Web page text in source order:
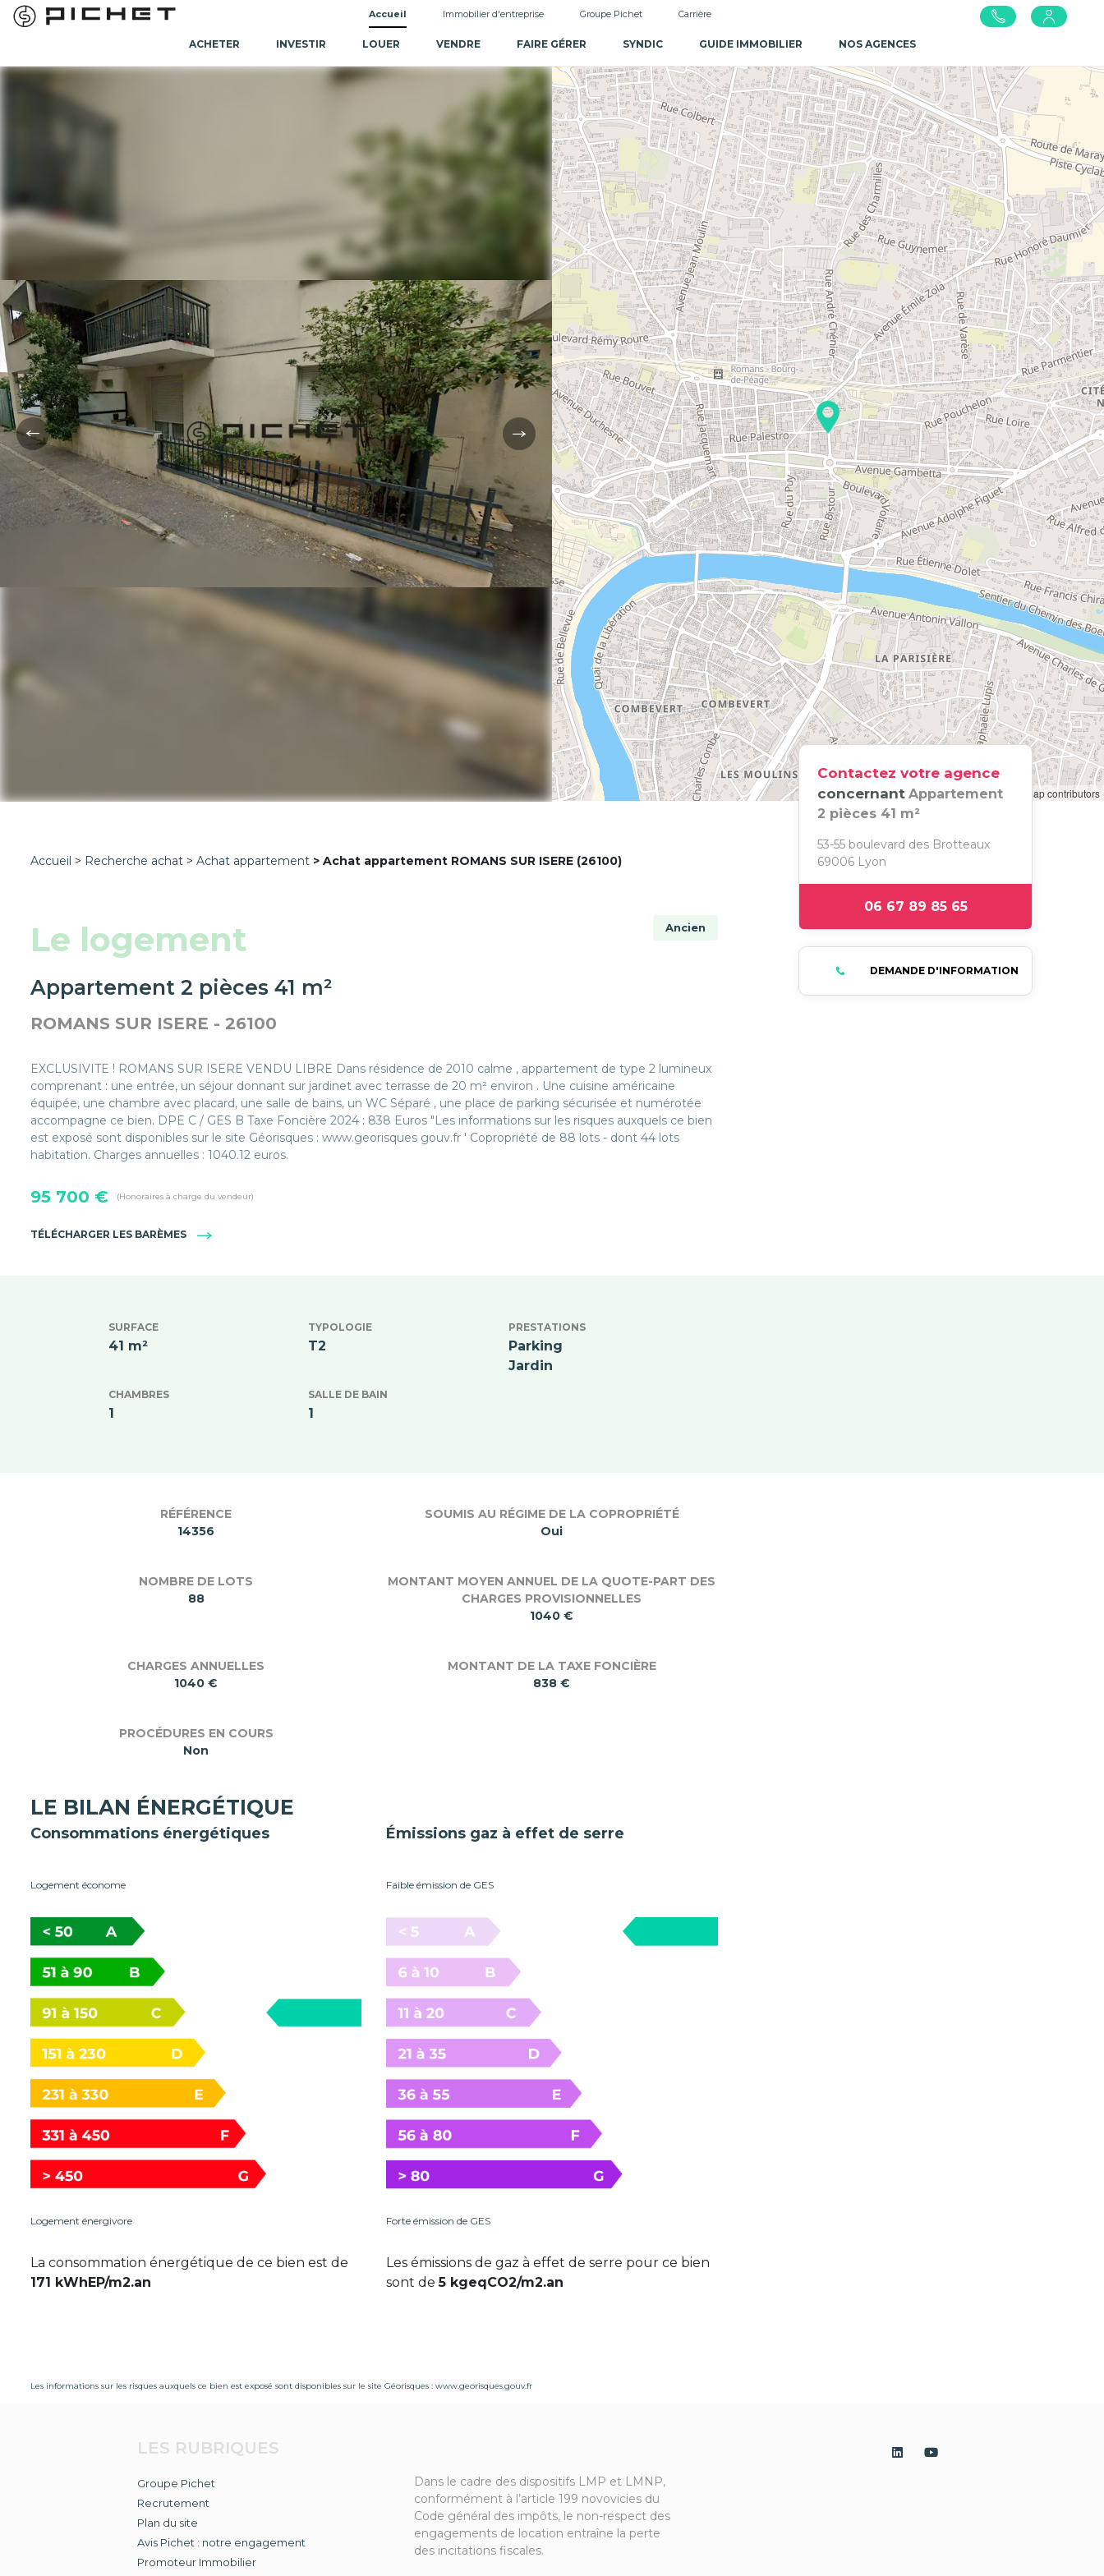
Accueil Immobilier d'entreprise Groupe Pichet Carrière
ACHETER INVESTIR LOUER VENDRE FAIRE GÉRER SYNDIC GUIDE IMMOBILIER NOS AGENCES
© Woosmap© OpenMapTiles © OpenStreetMap contributors
Contactez votre agence
concernant Appartement
2 pièces 41 m²
53-55 boulevard des Brotteaux
69006 Lyon
06 67 89 85 65
DEMANDE D'INFORMATION
Accueil Recherche achat Achat appartement Achat appartement ROMANS SUR ISERE (26100)
Le logement
Appartement 2 pièces 41 m²
ROMANS SUR ISERE - 26100
Ancien
EXCLUSIVITE ! ROMANS SUR ISERE VENDU LIBRE Dans résidence de 2010 calme , appartement de type 2 lumineux
comprenant : une entrée, un séjour donnant sur jardinet avec terrasse de 20 m² environ . Une cuisine américaine
équipée, une chambre avec placard, une salle de bains, un WC Séparé , une place de parking sécurisée et numérotée
accompagne ce bien. DPE C / GES B Taxe Foncière 2024 : 838 Euros "Les informations sur les risques auxquels ce bien
est exposé sont disponibles sur le site Géorisques : www.georisques gouv.fr ' Copropriété de 88 lots - dont 44 lots
habitation. Charges annuelles : 1040.12 euros.
95 700 € (Honoraires à charge du vendeur)
TÉLÉCHARGER LES BARÈMES
SURFACE
41 m²
TYPOLOGIE
T2
PRESTATIONS
Parking
Jardin
CHAMBRES
1
SALLE DE BAIN
1
RÉFÉRENCE
14356
SOUMIS AU RÉGIME DE LA COPROPRIÉTÉ
Oui
NOMBRE DE LOTS
88
MONTANT MOYEN ANNUEL DE LA QUOTE-PART DES
CHARGES PROVISIONNELLES
1040 €
CHARGES ANNUELLES
1040 €
MONTANT DE LA TAXE FONCIÈRE
838 €
PROCÉDURES EN COURS
Non
LE BILAN ÉNERGÉTIQUE
Consommations énergétiques
Logement économe
Logement énergivore
La consommation énergétique de ce bien est de
171 kWhEP/m2.an
Émissions gaz à effet de serre
Faible émission de GES
Forte émission de GES
Les émissions de gaz à effet de serre pour ce bien
sont de5 kgeqCO2/m2.an
Les informations sur les risques auxquels ce bien est exposé sont disponibles sur le site Géorisques : www.georisques.gouv.fr
LES RUBRIQUES
Groupe Pichet
Recrutement
Plan du site
Avis Pichet : notre engagement
Promoteur Immobilier
Dans le cadre des dispositifs LMP et LMNP,
conformément à l’article 199 novovicies du
Code général des impôts, le non-respect des
engagements de location entraîne la perte
des incitations fiscales.